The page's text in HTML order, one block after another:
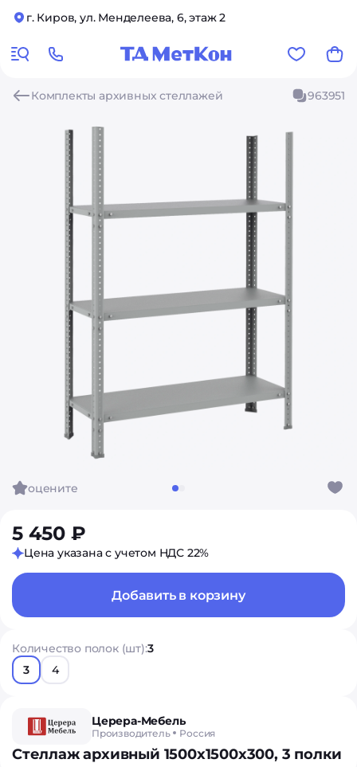
г. Киров, ул. Менделеева, 6, этаж 2
Комплекты архивных стеллажей 963951
оцените
5 450 ₽
Цена указана с учетом НДС 22%
Добавить в корзину
Количество полок (шт):3
3
4
Церера-Мебель
Производитель Россия
Стеллаж архивный 1500х1500х300, 3 полки